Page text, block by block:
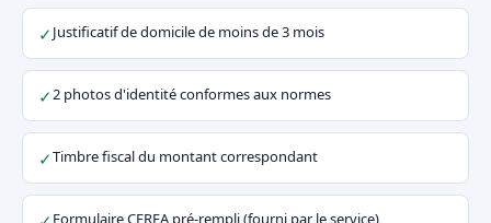
✓Justificatif de domicile de moins de 3 mois
✓2 photos d'identité conformes aux normes
✓Timbre fiscal du montant correspondant
Formulaire CERFA pré-rempli (fourni par le service)